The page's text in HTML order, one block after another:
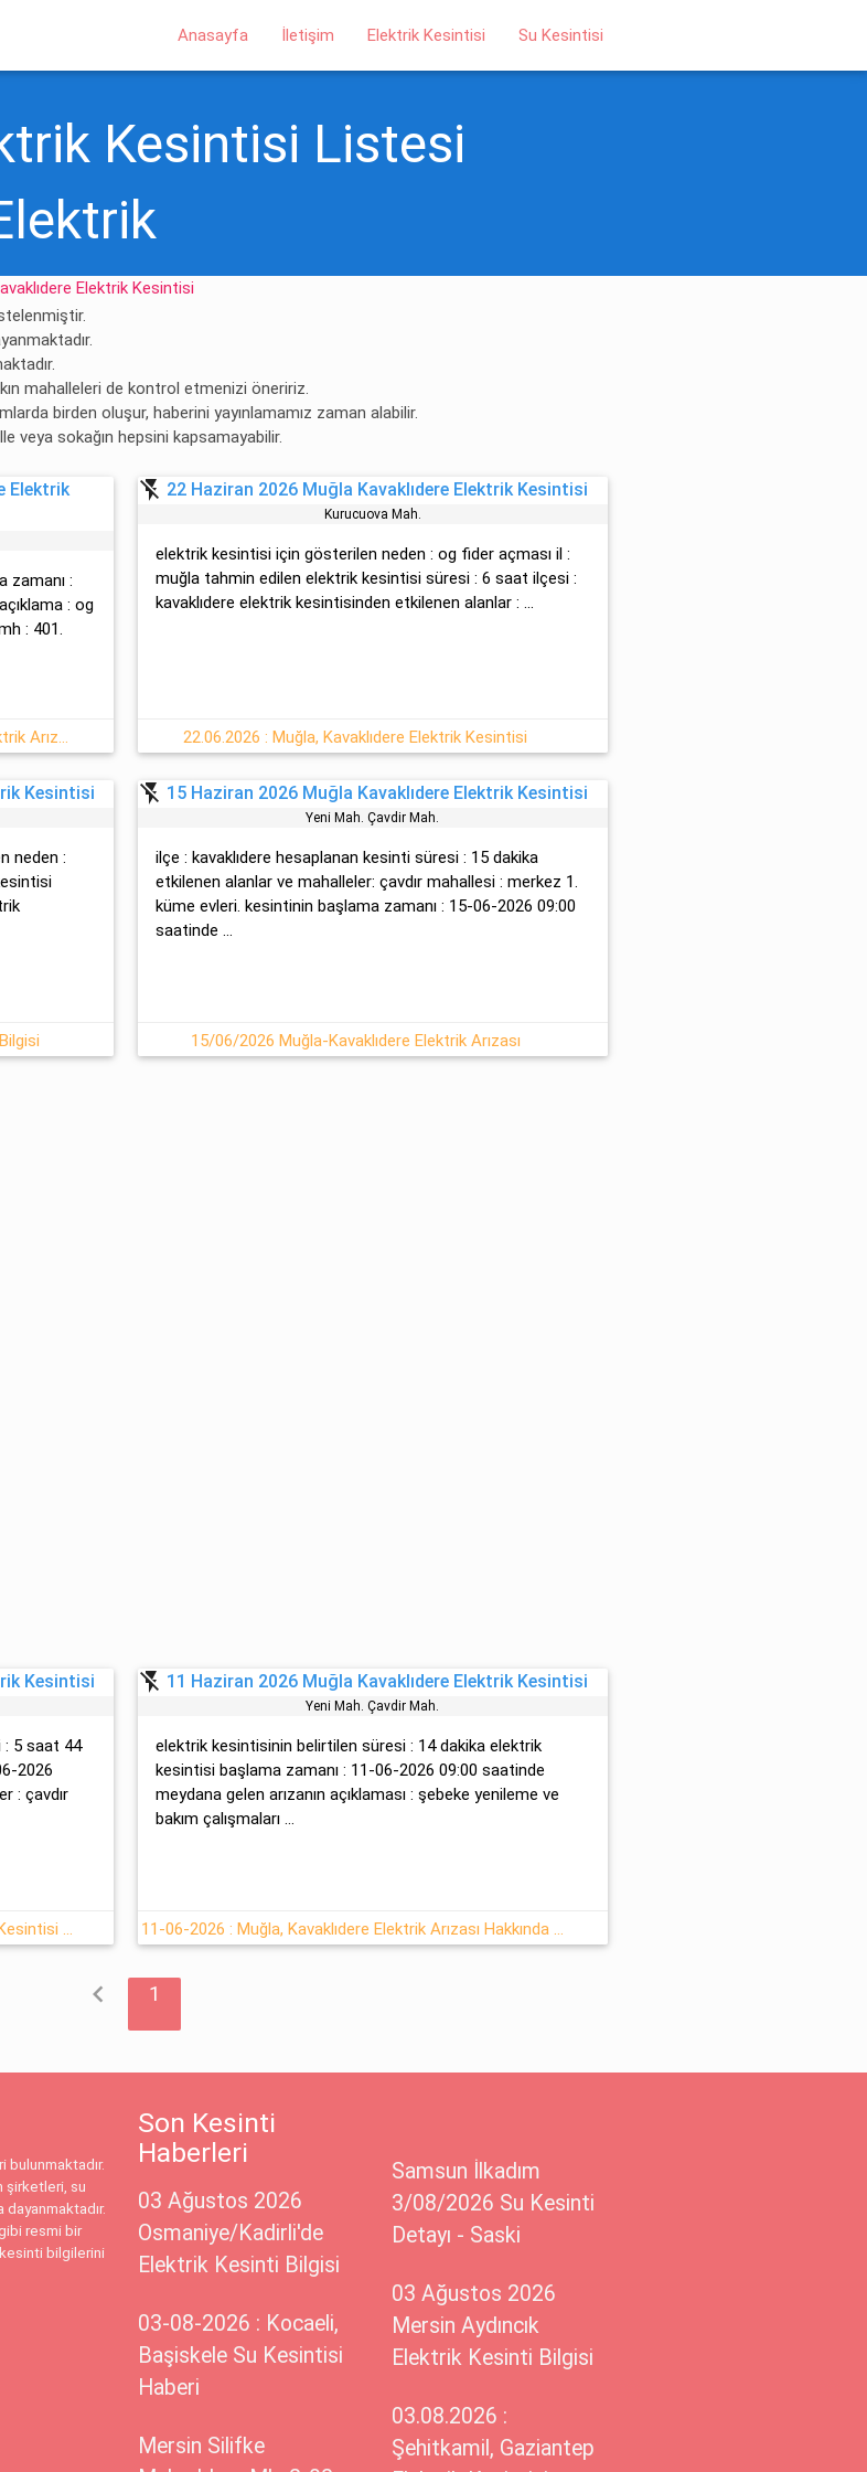
Anasayfa İletişim Elektrik Kesintisi Su Kesintisi
Kesintisi Listesi
Elektrik Kesintisi
mahalleleri de kontrol etmenizi öneririz.
birden oluşur, haberini yayınlamamız zaman alabilir.
veya sokağın hepsini kapsamayabilir.
Elektrik
zamanı :
: og
: 401.
21/07 2026 Salı : Muğla, Kavaklıdere Yaşanan Elektrik Arızası Hakkında Detaylar
flash_off 22 Haziran 2026 Muğla Kavaklıdere Elektrik Kesintisi
Kurucuova Mah.
elektrik kesintisi için gösterilen neden : og fider açması il :
muğla tahmin edilen elektrik kesintisi süresi : 6 saat ilçesi :
kavaklıdere elektrik kesintisinden etkilenen alanlar : ...
22.06.2026 : Muğla, Kavaklıdere Elektrik Kesintisi
Kesintisi
neden :
flash_off 15 Haziran 2026 Muğla Kavaklıdere Elektrik Kesintisi
Yeni̇ Mah. Çavdir Mah.
ilçe : kavaklıdere hesaplanan kesinti süresi : 15 dakika
etkilenen alanlar ve mahalleler: çavdır mahallesi : merkez 1.
küme evleri. kesintinin başlama zamanı : 15-06-2026 09:00
saatinde ...
15/06/2026 Muğla-Kavaklıdere Elektrik Arızası
Kesintisi
: 5 saat 44
2026
: çavdır
11 Haziran Perşembe Kavaklıdere Muğla Elektrik Kesintisi Var
flash_off 11 Haziran 2026 Muğla Kavaklıdere Elektrik Kesintisi
Yeni̇ Mah. Çavdir Mah.
elektrik kesintisinin belirtilen süresi : 14 dakika elektrik
kesintisi başlama zamanı : 11-06-2026 09:00 saatinde
meydana gelen arızanın açıklaması : şebeke yenileme ve
bakım çalışmaları ...
11-06-2026 : Muğla, Kavaklıdere Elektrik Arızası Hakkında Detaylar
chevron_left 1
şirketleri, su
dayanmaktadır.
resmi bir
kesinti bilgilerini
Son Kesinti
Haberleri
03 Ağustos 2026
Osmaniye/Kadirli'de
Elektrik Kesinti Bilgisi
03-08-2026 : Kocaeli,
Başiskele Su Kesintisi
Haberi
Mersin Silifke
Samsun İlkadım
3/08/2026 Su Kesinti
Detayı - Saski
03 Ağustos 2026
Mersin Aydıncık
Elektrik Kesinti Bilgisi
03.08.2026 :
Şehitkamil, Gaziantep